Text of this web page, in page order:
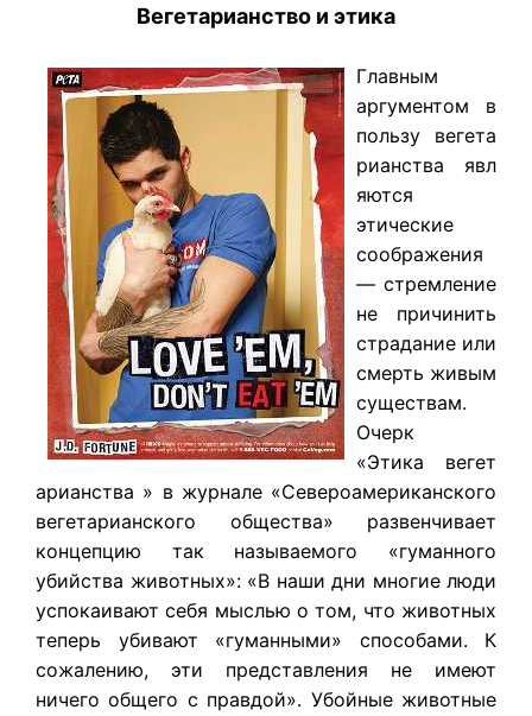
Вегетарианство и этика
​Главным
аргументом в
пользу
вегета
рианства
явл
яются
этические
соображения
— стремление
не причинить
страдание или
смерть живым
существам.
Очерк
«Этика
вегет
арианства » в журнале «Североамериканского
вегетарианского общества» развенчивает
концепцию так называемого «гуманного
убийства животных»: «В наши дни многие люди
успокаивают себя мыслью о том, что животных
теперь убивают «гуманными» способами. К
сожалению, эти представления не имеют
ничего общего с правдой». Убойные животные